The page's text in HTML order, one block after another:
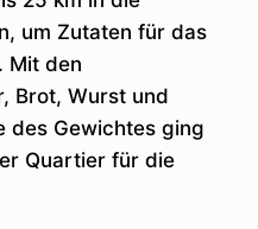
um Zutaten für das
Mit den
Brot, Wurst und
des Gewichtes ging
Quartier für die